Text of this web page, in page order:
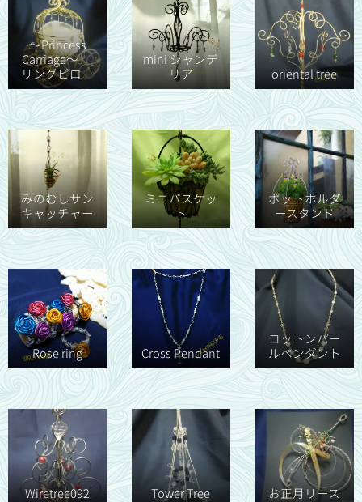
～Princess
Carriage～
リングピロー
mini シャンデ
リア
oriental tree
みのむしサン
キャッチャー
ミニバスケッ
ト
ポットホルダ
ースタンド
Rose ring Cross Pendant
コットンパー
ルペンダント
Wiretree092 Tower Tree お正月リース